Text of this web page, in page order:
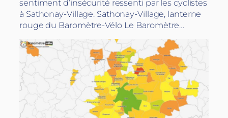
sentiment d’insécurité ressenti par les cyclistes
à Sathonay-Village. Sathonay-Village, lanterne
rouge du Baromètre-Vélo Le Baromètre…